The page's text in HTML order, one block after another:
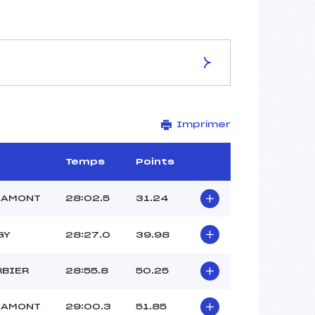
PISTE DE LA C/B
10 km
Imprimer
Temps Points
28:02.5 31.24
28:27.0 39.98
28:55.8 50.25
29:00.3 51.85